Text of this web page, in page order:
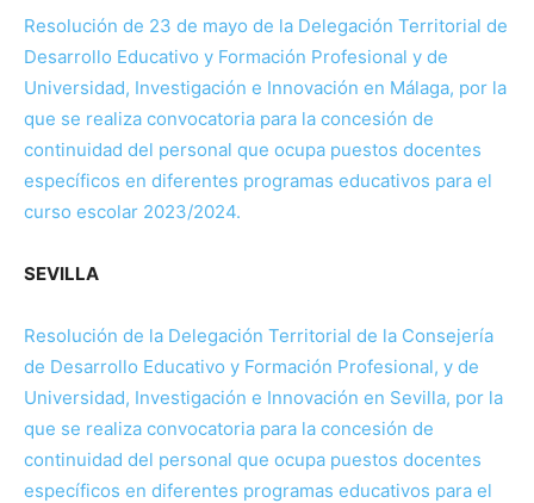
Resolución de 23 de mayo de la Delegación Territorial de
Desarrollo Educativo y Formación Profesional y de
Universidad, Investigación e Innovación en Málaga, por la
que se realiza convocatoria para la concesión de
continuidad del personal que ocupa puestos docentes
específicos en diferentes programas educativos para el
curso escolar 2023/2024.
SEVILLA
Resolución de la Delegación Territorial de la Consejería
de Desarrollo Educativo y Formación Profesional, y de
Universidad, Investigación e Innovación en Sevilla, por la
que se realiza convocatoria para la concesión de
continuidad del personal que ocupa puestos docentes
específicos en diferentes programas educativos para el